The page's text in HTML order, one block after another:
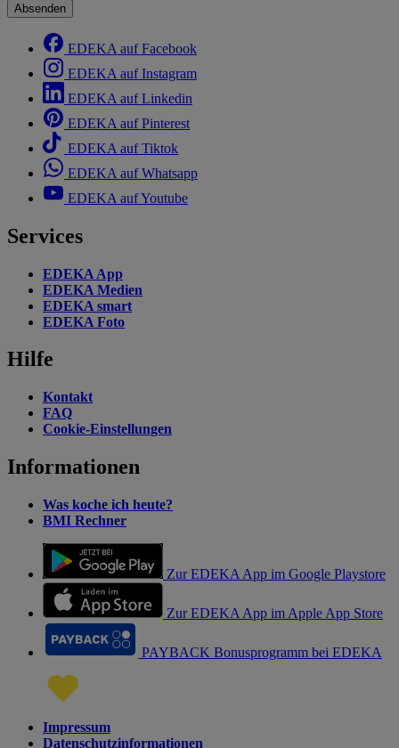
Absenden
EDEKA auf Facebook
EDEKA auf Instagram
EDEKA auf Linkedin
EDEKA auf Pinterest
EDEKA auf Tiktok
EDEKA auf Whatsapp
EDEKA auf Youtube
Services
EDEKA App
EDEKA Medien
EDEKA smart
EDEKA Foto
Hilfe
Kontakt
FAQ
Cookie-Einstellungen
Informationen
Was koche ich heute?
BMI Rechner
Zur EDEKA App im Google Playstore
Zur EDEKA App im Apple App Store
PAYBACK Bonusprogramm bei EDEKA
Impressum
Datenschutzinformationen